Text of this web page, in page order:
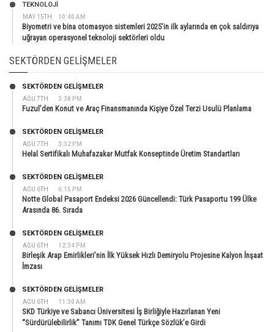
MAY 15TH 10:40 AM
TEKNOLOJİ
Biyometri ve bina otomasyon sistemleri 2025’in ilk aylarında en çok saldırıya
uğrayan operasyonel teknoloji sektörleri oldu
SEKTÖRDEN GELIŞMELER
AĞU 7TH 3:38 PM
SEKTÖRDEN GELIŞMELER
Fuzul’den Konut ve Araç Finansmanında Kişiye Özel Terzi Usulü Planlama
AĞU 7TH 3:32 PM
SEKTÖRDEN GELIŞMELER
Helal Sertifikalı Muhafazakar Mutfak Konseptinde Üretim Standartları
AĞU 6TH 6:15 PM
SEKTÖRDEN GELIŞMELER
Notte Global Pasaport Endeksi 2026 Güncellendi: Türk Pasaportu 199 Ülke
Arasında 86. Sırada
AĞU 6TH 12:34 PM
SEKTÖRDEN GELIŞMELER
Birleşik Arap Emirlikleri’nin İlk Yüksek Hızlı Demiryolu Projesine Kalyon İnşaat
İmzası
AĞU 6TH 11:30 AM
SEKTÖRDEN GELIŞMELER
SKD Türkiye ve Sabancı Üniversitesi İş Birliğiyle Hazırlanan Yeni
“Sürdürülebilirlik” Tanımı TDK Genel Türkçe Sözlük’e Girdi